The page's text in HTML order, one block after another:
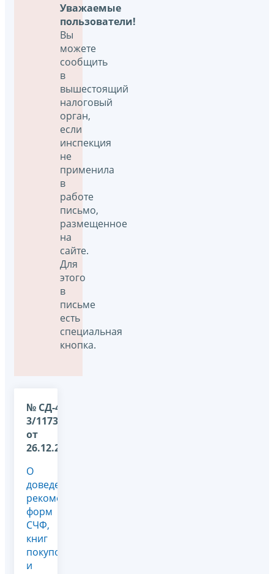
Уважаемые
пользователи!
Вы
можете
сообщить
в
вышестоящий
налоговый
орган,
если
инспекция
не
применила
в
работе
письмо,
размещенное
на
сайте.
Для
этого
в
письме
есть
специальная
кнопка.
№ СД-4-
3/11730@
от
26.12.2025
О
доведении
рекомендуемых
форм
СЧФ,
книг
покупок
и